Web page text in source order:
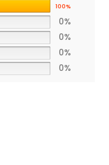
100%
0%
0%
0%
0%